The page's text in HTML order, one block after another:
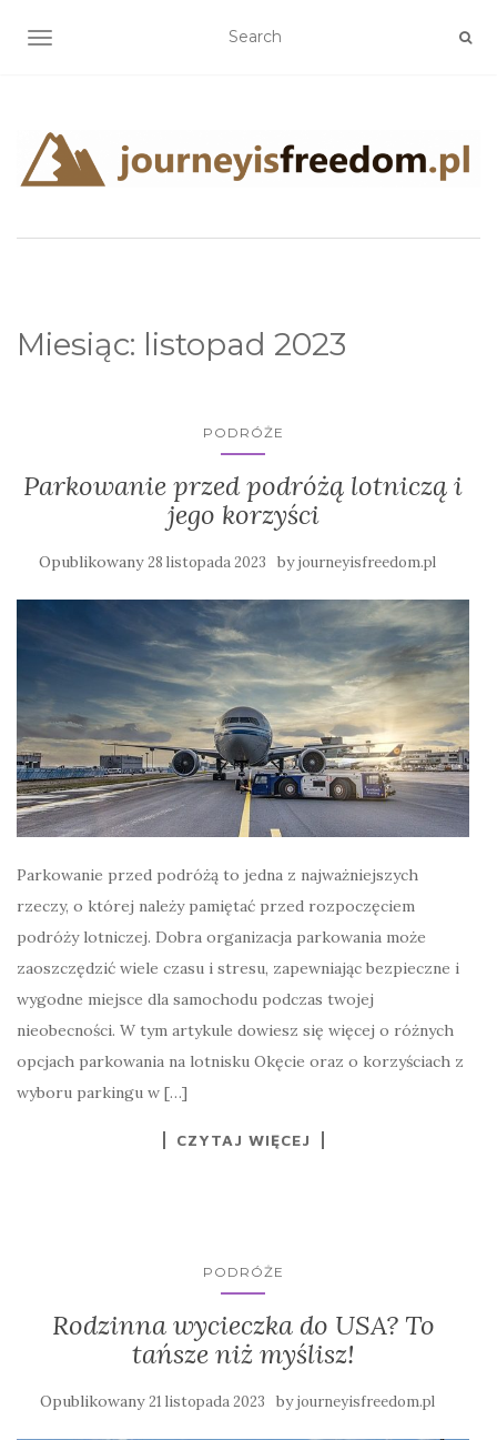
TOGGLE NAVIGATION
Miesiąc: listopad 2023
PODRÓŻE
Parkowanie przed podróżą lotniczą i
jego korzyści
Opublikowany28 listopada 2023 byjourneyisfreedom.pl
Parkowanie przed podróżą to jedna z najważniejszych
rzeczy, o której należy pamiętać przed rozpoczęciem
podróży lotniczej. Dobra organizacja parkowania może
zaoszczędzić wiele czasu i stresu, zapewniając bezpieczne i
wygodne miejsce dla samochodu podczas twojej
nieobecności. W tym artykule dowiesz się więcej o różnych
opcjach parkowania na lotnisku Okęcie oraz o korzyściach z
wyboru parkingu w […]
CZYTAJ WIĘCEJ
PODRÓŻE
Rodzinna wycieczka do USA? To
tańsze niż myślisz!
Opublikowany21 listopada 2023 byjourneyisfreedom.pl